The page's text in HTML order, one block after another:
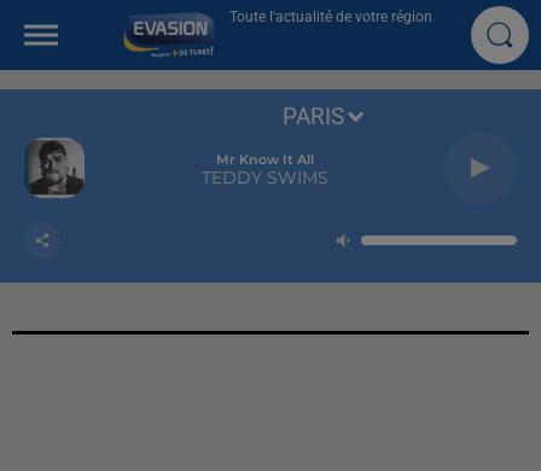
Toute l'actualité de votre région
Mr Know It All
TEDDY SWIMS
PARIS